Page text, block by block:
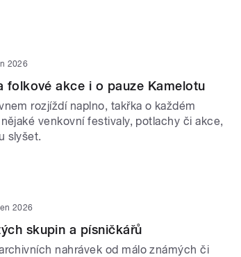
2026
folkové akce i o pauze Kamelotu
rozjíždí naplno, takřka o každém
venkovní festivaly, potlachy či akce,
slyšet.
2026
skupin a písničkářů
nahrávek od málo známých či